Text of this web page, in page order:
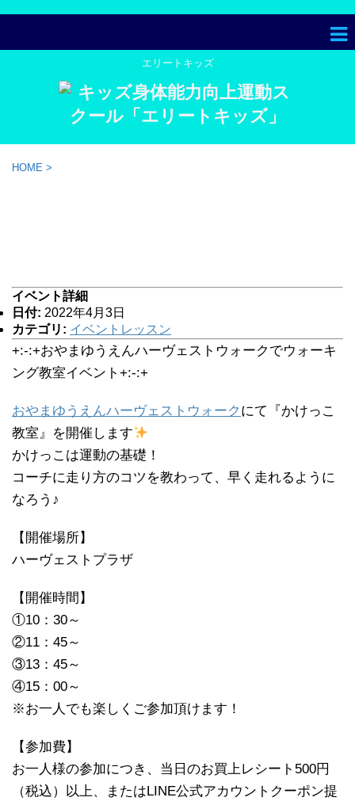
エリートキッズ
HOME >
イベント詳細
日付: 2022年4月3日
カテゴリ: イベントレッスン
+:-:+おやまゆうえんハーヴェストウォークでウォーキ
ング教室イベント+:-:+
おやまゆうえんハーヴェストウォーク にて『かけっこ
教室』を開催します
かけっこは運動の基礎！
コーチに走り方のコツを教わって、早く走れるように
なろう♪
【開催場所】
ハーヴェストプラザ
【開催時間】
①10：30～
②11：45～
③13：45～
④15：00～
※お一人でも楽しくご参加頂けます！
【参加費】
お一人様の参加につき、当日のお買上レシート500円
（税込）以上、またはLINE公式アカウントクーポン提